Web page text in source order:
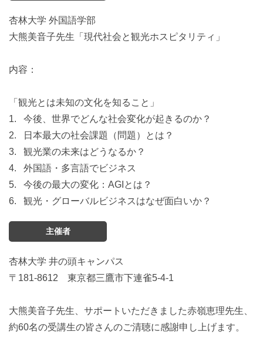
杏林大学 外国語学部
大熊美音子先生「現代社会と観光ホスピタリティ」
内容：
「観光とは未知の文化を知ること」
1. 今後、世界でどんな社会変化が起きるのか？
2. 日本最大の社会課題（問題）とは？
3. 観光業の未来はどうなるか？
4. 外国語・多言語でビジネス
5. 今後の最大の変化：AGIとは？
6. 観光・グローバルビジネスはなぜ面白いか？
主催者
杏林大学 井の頭キャンパス
〒181-8612 東京都三鷹市下連雀5-4-1
大熊美音子先生、サポートいただきました赤嶺恵理先生、
約60名の受講生の皆さんのご清聴に感謝申し上げます。